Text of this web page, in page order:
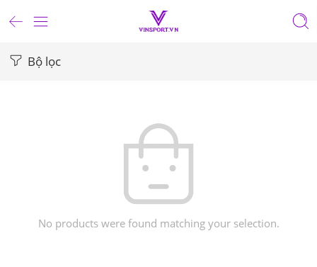
Bộ lọc
No products were found matching your selection.